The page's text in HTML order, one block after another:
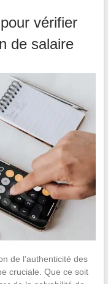
vérifier
de salaire
de l’authenticité des
cruciale. Que ce soit